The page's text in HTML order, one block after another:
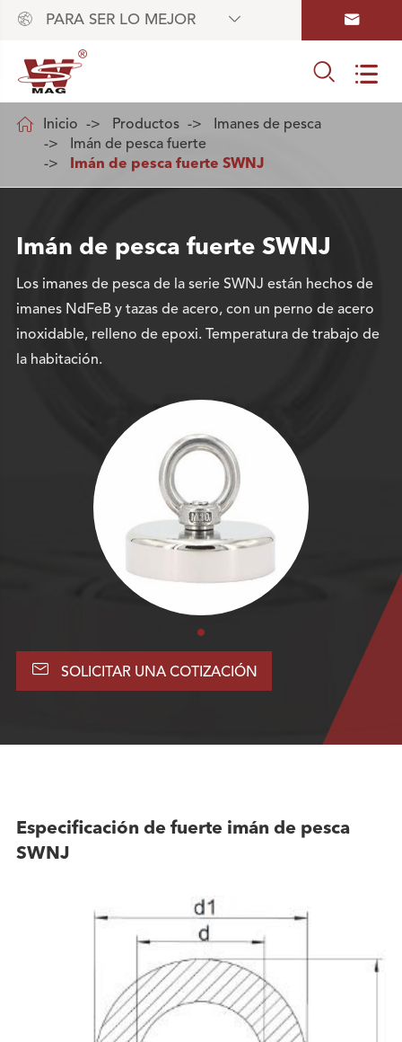
 PARA SER LO MEJOR  
 
 Inicio Productos
Imanes de pesca
Imán de pesca fuerte
Imán de pesca fuerte SWNJ
Imán de pesca fuerte SWNJ
Los imanes de pesca de la serie SWNJ están hechos de
imanes NdFeB y tazas de acero, con un perno de acero
inoxidable, relleno de epoxi. Temperatura de trabajo de
la habitación.
 SOLICITAR UNA COTIZACIÓN
Especificación de fuerte imán de pesca
SWNJ